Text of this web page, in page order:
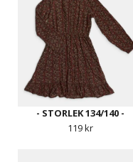
- STORLEK 134/140 -
119 kr